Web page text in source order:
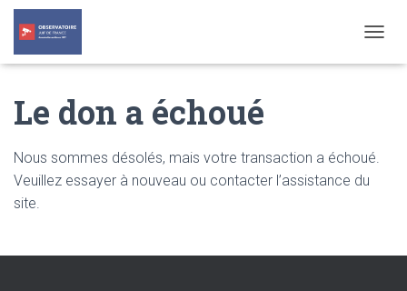
O
N
A
T
Le don a échoué
Nous sommes désolés, mais votre transaction a échoué.
Veuillez essayer à nouveau ou contacter l’assistance du
site.